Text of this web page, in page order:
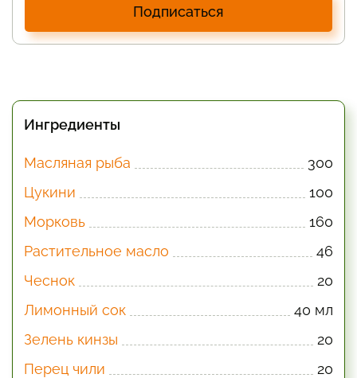
Подписаться
Ингредиенты
Масляная рыба
300
Цукини
100
Морковь
160
Растительное масло
46
Чеснок
20
Лимонный сок
40 мл
Зелень кинзы
20
Перец чили
20